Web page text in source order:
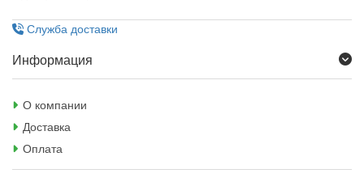
Служба доставки
Информация
О компании
Доставка
Оплата